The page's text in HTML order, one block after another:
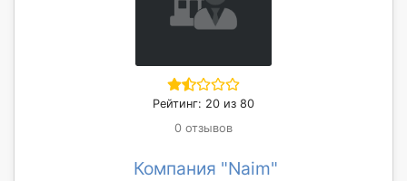
Рейтинг: 20 из 80
0 отзывов
Компания "Naim"